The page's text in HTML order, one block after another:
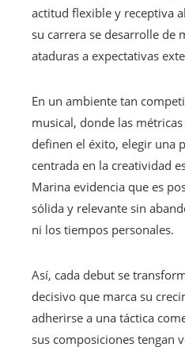
actitud flexible y receptiva
su carrera se desarrolle de
ataduras a expectativas
En un ambiente tan
musical, donde las
definen el éxito, elegir una
centrada en la creatividad
Marina evidencia que es
sólida y relevante sin
ni los tiempos personales.
Así, cada debut se
decisivo que marca su
adherirse a una táctica
sus composiciones tengan